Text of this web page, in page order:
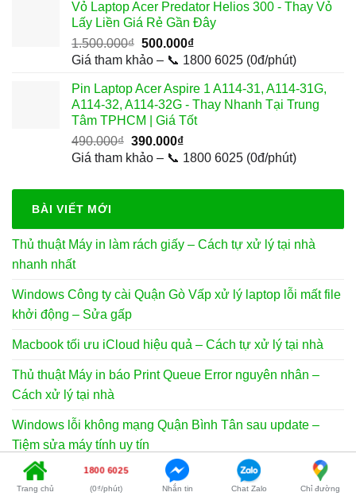
400.000₫.là:
250.000₫.
Vỏ Laptop Acer Predator Helios 300 - Thay Vỏ
Lấy Liền Giá Rẻ Gần Đây
1.500.000₫ Giá
gốc
1.500.000₫.
500.000₫Giá
hiện
là:
500.000₫.
Giá tham khảo – 📞 1800 6025 (0đ/phút)
Pin Laptop Acer Aspire 1 A114-31, A114-31G,
A114-32, A114-32G - Thay Nhanh Tại Trung
Tâm TPHCM | Giá Tốt
490.000₫ Giá
gốc
490.000₫.
390.000₫Giá
hiện
là:
Giá tham khảo – 📞 1800 6025 (0đ/phút)
BÀI VIẾT MỚI
Thủ thuật Máy in làm rách giấy – Cách tự xử lý tại nhà
nhanh nhất
Windows Công ty cài Quận Gò Vấp xử lý laptop lỗi mất file
khởi động – Sửa gấp
Macbook tối ưu iCloud hiệu quả – Cách tự xử lý tại nhà
Thủ thuật Máy in báo Print Queue Error nguyên nhân –
Cách xử lý tại nhà
Windows lỗi không mạng Quận Bình Tân sau update –
Tiệm sửa máy tính uy tín
Trang chủ
1800 6025
(0₫/phút) Nhắn tin Chat Zalo Chỉ đường